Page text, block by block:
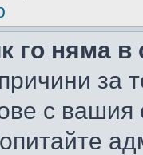
го няма в
за
с вашия